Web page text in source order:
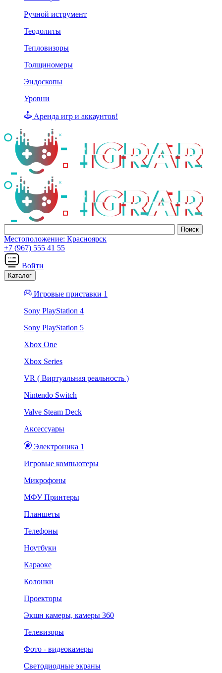
Ручной иструмент
Теодолиты
Тепловизоры
Толщиномеры
Эндоскопы
Уровни
Аренда игр и аккаунтов!
Местоположение: Красноярск
+7 (967) 555 41 55
Войти
Каталог
Игровые приставки 1
Sony PlayStation 4
Sony PlayStation 5
Xbox One
Xbox Series
VR ( Виртуальная реальность )
Nintendo Switch
Valve Steam Deck
Аксессуары
Электроника 1
Игровые компьютеры
Микрофоны
МФУ Принтеры
Планшеты
Телефоны
Ноутбуки
Караоке
Колонки
Проекторы
Экшн камеры, камеры 360
Телевизоры
Фото - видеокамеры
Светодиодные экраны